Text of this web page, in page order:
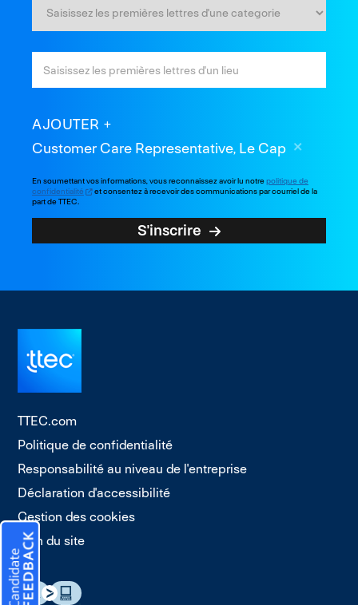
AJOUTER
Customer Care Representative, Le Cap
En soumettant vos informations, vous reconnaissez avoir lu notrepolitique de
confidentialité
et consentez à recevoir des communications par courriel de la
part de TTEC.
S'inscrire
TTEC.com
Politique de confidentialité
Responsabilité au niveau de l'entreprise
Déclaration d'accessibilité
Gestion des cookies
Plan du site